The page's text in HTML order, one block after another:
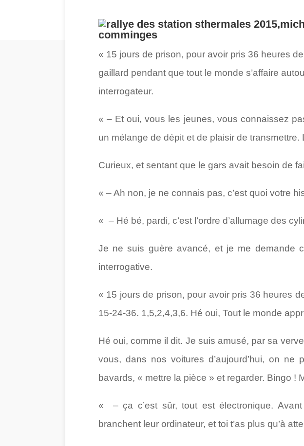
« 15 jours de prison, pour avoir pris 36 heures
gaillard pendant que tout le monde s’affaire
interrogateur.
« – Et oui, vous les jeunes, vous connaissez
un mélange de dépit et de plaisir de transmettre.
Curieux, et sentant que le gars avait besoin de
« – Ah non, je ne connais pas, c’est quoi votre
« – Hé bé, pardi, c’est l’ordre d’allumage des
Je ne suis guère avancé, et je me demande
interrogative.
« 15 jours de prison, pour avoir pris 36 heures
15-24-36. 1,5,2,4,3,6. Hé oui, Tout le monde
Hé oui, comme il dit. Je suis amusé, par sa
vous, dans nos voitures d’aujourd’hui, on
bavards, « mettre la pièce » et regarder. Bingo !
« – ça c’est sûr, tout est électronique.
branchent leur ordinateur, et toi t’as plus qu’à